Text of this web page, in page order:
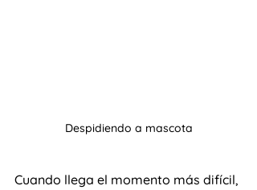
Despidiendo a mascota
Cuando llega el momento más difícil,